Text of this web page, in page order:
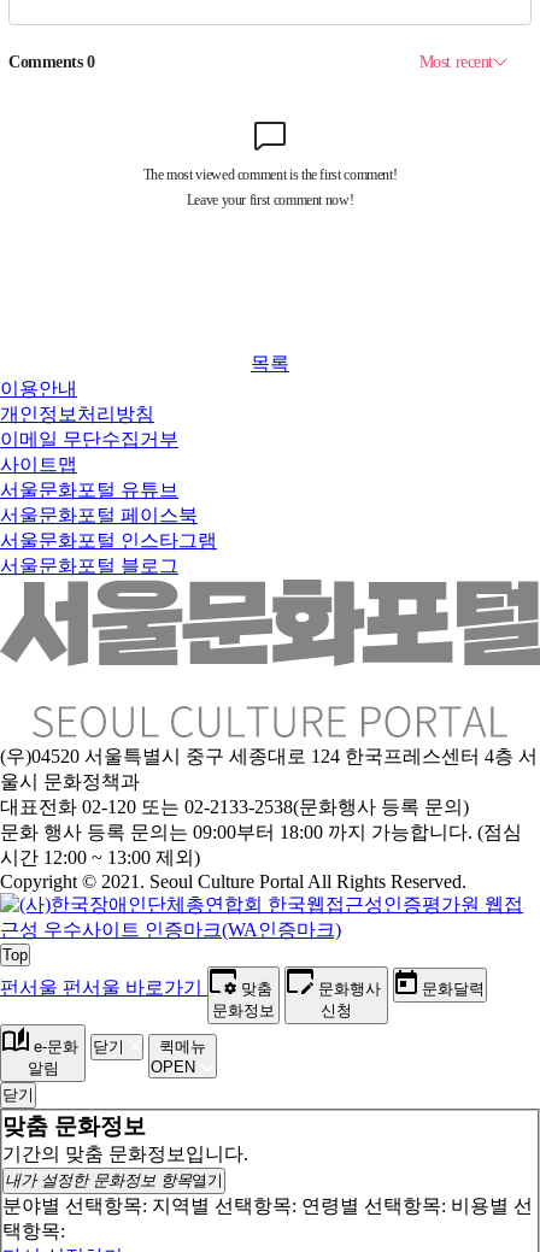
목록
이용안내
개인정보처리방침
이메일 무단수집거부
사이트맵
서울문화포털 유튜브
서울문화포털 페이스북
서울문화포털 인스타그램
서울문화포털 블로그
(우)04520 서울특별시 중구 세종대로 124 한국프레스센터 4층 서
울시 문화정책과
대표전화 02-120 또는 02-2133-2538(문화행사 등록 문의)
문화 행사 등록 문의는 09:00부터 18:00 까지 가능합니다. (점심
시간 12:00 ~ 13:00 제외)
Copyright © 2021. Seoul Culture Portal All Rights Reserved.
Top
펀서울 펀서울 바로가기
맞춤
문화정보
문화행사
신청
문화달력
e-문화
알림
닫기
퀵메뉴
OPEN
닫기
맞춤 문화정보
기간의 맞춤 문화정보입니다.
내가 설정한 문화정보 항목열기
분야별 선택항목: 지역별 선택항목: 연령별 선택항목: 비용별 선
택항목: